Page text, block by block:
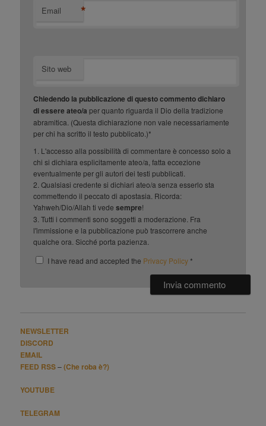
Email *
Sito web
Chiedendo la pubblicazione di questo commento dichiaro
di essere ateo/a per quanto riguarda il Dio della tradizione
abramitica. (Questa dichiarazione non vale necessariamente
per chi ha scritto il testo pubblicato.)*
1. L'accesso alla possibilità di commentare è concesso solo a
chi si dichiara esplicitamente ateo/a, fatta eccezione
eventualmente per gli autori dei testi pubblicati.
2. Qualsiasi credente si dichiari ateo/a senza esserlo sta
commettendo il peccato di apostasia. Ricorda:
Yahweh/Dio/Allah ti vedesempre!
3. Tutti i commenti sono soggetti a moderazione. Fra
l'immissione e la pubblicazione può trascorrere anche
qualche ora. Sicché porta pazienza.
I have read and accepted the Privacy Policy*
NEWSLETTER
DISCORD
EMAIL
FEED RSS–(Che roba è?)
YOUTUBE
TELEGRAM